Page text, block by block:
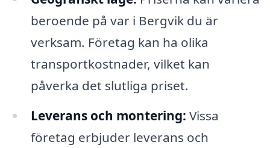
beroende på var i Bergvik du är
verksam. Företag kan ha olika
transportkostnader, vilket kan
påverka det slutliga priset.
Leverans och montering: Vissa
företag erbjuder leverans och